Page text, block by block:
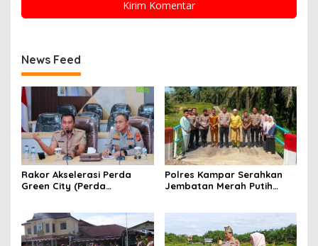
News Feed
Rakor Akselerasi Perda
Green City (Perda
Lingkungan Hidup Kota
Pekanbaru dan Tim Pakar
Polres Kampar Serahkan
Jembatan Merah Putih